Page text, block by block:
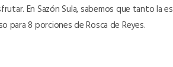
En Sazón Sula, sabemos que tanto la
para 8 porciones de Rosca de Reyes.